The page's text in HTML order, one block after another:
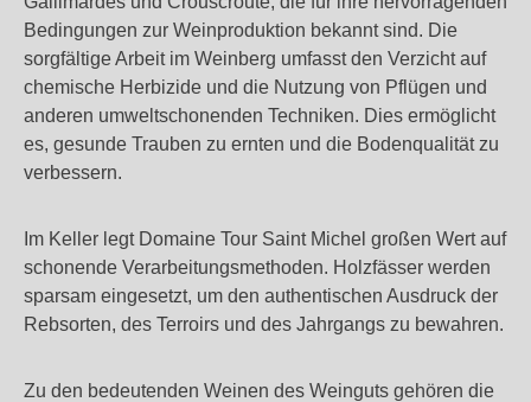
Bedingungen zur Weinproduktion bekannt sind. Die
sorgfältige Arbeit im Weinberg umfasst den Verzicht auf
chemische Herbizide und die Nutzung von Pflügen und
anderen umweltschonenden Techniken. Dies ermöglicht
es, gesunde Trauben zu ernten und die Bodenqualität zu
verbessern​.
Im Keller legt Domaine Tour Saint Michel großen Wert auf
schonende Verarbeitungsmethoden. Holzfässer werden
sparsam eingesetzt, um den authentischen Ausdruck der
Rebsorten, des Terroirs und des Jahrgangs zu bewahren​.
Zu den bedeutenden Weinen des Weinguts gehören die